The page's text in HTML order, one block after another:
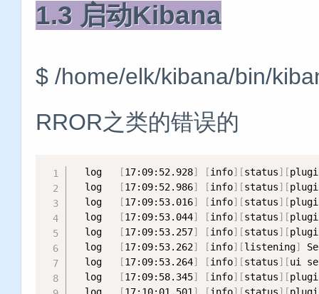
1.3 启动Kibana
$ /home/elk/kibana/bin/
RROR之类的错误的
  log
[17:09:52.928] [info] [status] [
  log
[17:09:52.986] [info] [status] [
  log
[17:09:53.016] [info] [status] [
  log
[17:09:53.044] [info] [status] [
  log
[17:09:53.257] [info] [status] [
  log
[17:09:53.262] [info] [listening]
  log
[17:09:53.264] [info] [status] [ui
  log
[17:09:58.345] [info] [status] [
  log
[17:10:01.501 ] [info] [status] [